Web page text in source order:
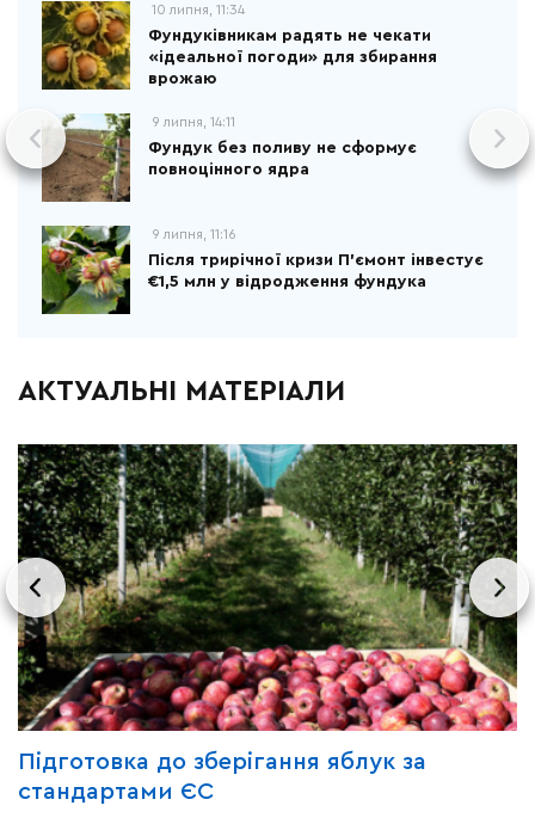
10 липня, 11:34
Фундуківникам радять не чекати
«ідеальної погоди» для збирання
врожаю
9 липня, 14:11
Фундук без поливу не сформує
повноцінного ядра
9 липня, 11:16
Після трирічної кризи П’ємонт інвестує
€1,5 млн у відродження фундука
АКТУАЛЬНІ МАТЕРІАЛИ
Підготовка до зберігання яблук за
стандартами ЄС